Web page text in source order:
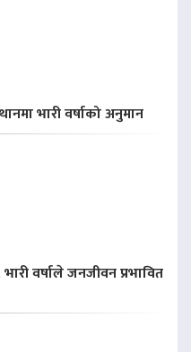
भारी वर्षाको अनुमान
वर्षाले जनजीवन प्रभावित